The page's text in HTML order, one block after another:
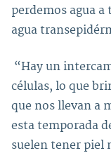
perdemos agua a
agua
“Hay un
células, lo que
que nos llevan a
esta temporada
suelen tener piel